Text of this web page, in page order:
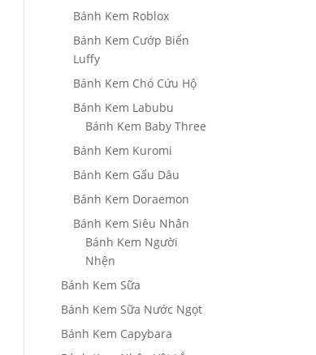
Bánh Kem Roblox
Bánh Kem Cướp Biển
Luffy
Bánh Kem Chó Cứu Hộ
Bánh Kem Labubu
Bánh Kem Baby Three
Bánh Kem Kuromi
Bánh Kem Gấu Dâu
Bánh Kem Doraemon
Bánh Kem Siêu Nhân
Bánh Kem Người
Nhện
Bánh Kem Sữa
Bánh Kem Sữa Nước Ngọt
Bánh Kem Capybara